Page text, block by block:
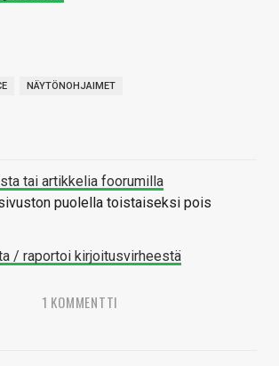
NÄYTÖNOHJAIMET
tai artikkelia foorumilla
puolella toistaiseksi pois
/ raportoi kirjoitusvirheestä
1 KOMMENTTI